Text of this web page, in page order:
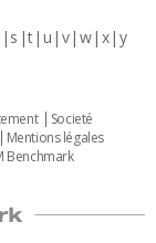
s t u v w x y
Societé
Mentions légales
Benchmark